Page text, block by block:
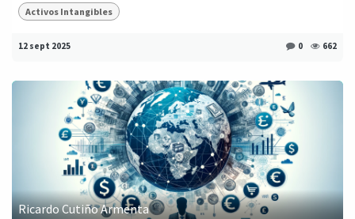
Activos Intangibles
12 sept 2025 0 662
Ricardo Cutiño Armenta